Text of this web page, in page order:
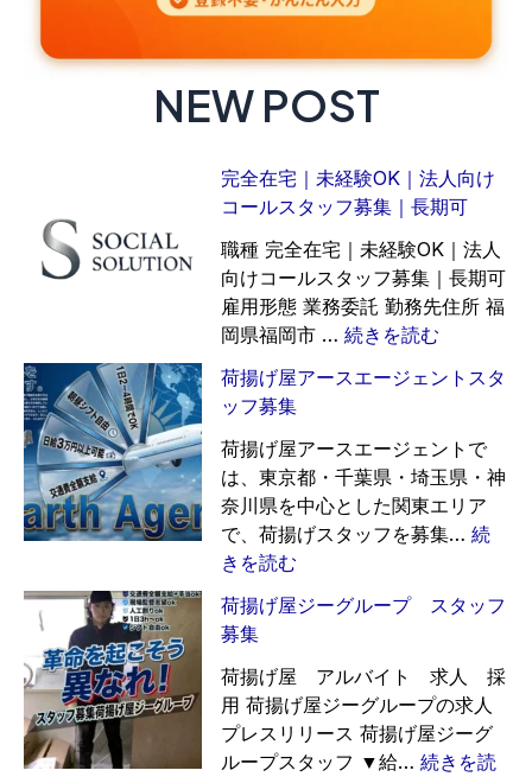
NEW POST
完全在宅｜未経験OK｜法人向け
コールスタッフ募集｜長期可
職種 完全在宅｜未経験OK｜法人
向けコールスタッフ募集｜長期可
雇用形態 業務委託 勤務先住所 福
岡県福岡市 …続きを読む
全
宅
｜
未
経
K
法
人
向
け
荷揚げ屋アースエージェントスタ
ッフ募集
荷揚げ屋アースエージェントで
は、東京都・千葉県・埼玉県・神
奈川県を中心とした関東エリア
で、荷揚げスタッフを募集…続
きを読む
揚
ア
ー
ス
荷揚げ屋ジーグループ スタッフ
募集
荷揚げ屋 アルバイト 求人 採
用 荷揚げ屋ジーグループの求人
プレスリリース 荷揚げ屋ジーグ
ループスタッフ ▼給…続きを読